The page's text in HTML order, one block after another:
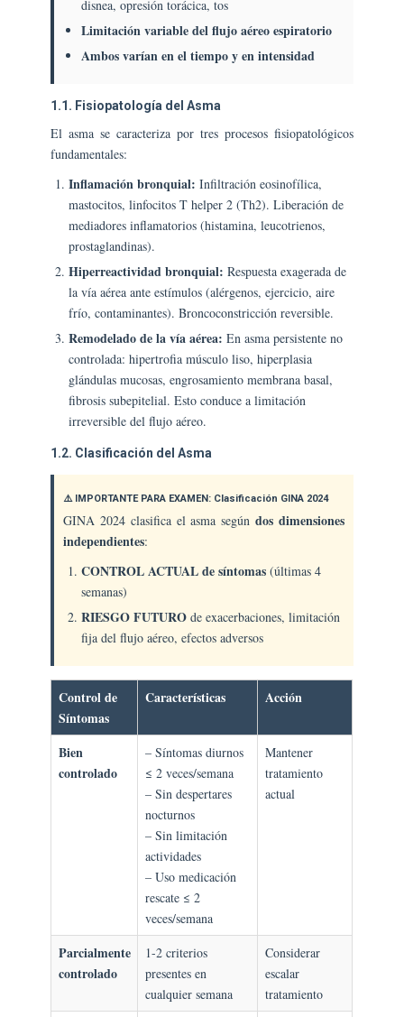
disnea, opresión torácica, tos
Limitación variable del flujo aéreo espiratorio
Ambos varían en el tiempo y en intensidad
1.1. Fisiopatología del Asma
El asma se caracteriza por tres procesos fisiopatológicos
fundamentales:
Inflamación bronquial: Infiltración eosinofílica,
mastocitos, linfocitos T helper 2 (Th2). Liberación de
mediadores inflamatorios (histamina, leucotrienos,
prostaglandinas).
Hiperreactividad bronquial: Respuesta exagerada de
la vía aérea ante estímulos (alérgenos, ejercicio, aire
frío, contaminantes). Broncoconstricción reversible.
Remodelado de la vía aérea: En asma persistente no
controlada: hipertrofia músculo liso, hiperplasia
glándulas mucosas, engrosamiento membrana basal,
fibrosis subepitelial. Esto conduce a limitación
irreversible del flujo aéreo.
1.2. Clasificación del Asma
⚠️ IMPORTANTE PARA EXAMEN: Clasificación GINA 2024
GINA 2024 clasifica el asma según dos dimensiones
independientes:
CONTROL ACTUAL de síntomas (últimas 4
semanas)
RIESGO FUTURO de exacerbaciones, limitación
fija del flujo aéreo, efectos adversos
Control de
Síntomas
Características Acción
Bien
controlado
– Síntomas diurnos
≤ 2 veces/semana
– Sin despertares
nocturnos
– Sin limitación
actividades
– Uso medicación
rescate ≤ 2
veces/semana
Mantener
tratamiento
actual
Parcialmente
controlado
1-2 criterios
presentes en
cualquier semana
Considerar
escalar
tratamiento